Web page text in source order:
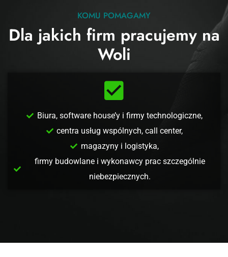
KOMU POMAGAMY
Dla jakich firm pracujemy na
Woli
Biura, software house’y i firmy technologiczne,
centra usług wspólnych, call center,
magazyny i logistyka,
firmy budowlane i wykonawcy prac szczególnie
niebezpiecznych.